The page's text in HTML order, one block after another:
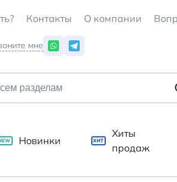
Контакты О компании
мне
Новинки ХИТ
Хиты
продаж